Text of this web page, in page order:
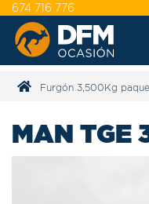
674 716 776
Furgón 3,500Kg
MAN TGE